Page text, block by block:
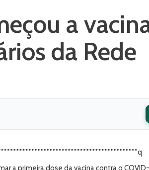
a
da Rede
a primeira dose da vacina contra o